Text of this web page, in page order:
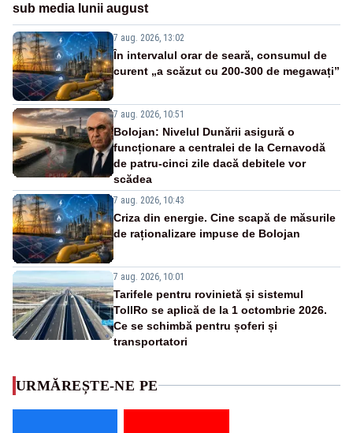
sub media lunii august
7 aug. 2026, 13:02
În intervalul orar de seară, consumul de
curent „a scăzut cu 200-300 de megawați”
7 aug. 2026, 10:51
Bolojan: Nivelul Dunării asigură o
funcționare a centralei de la Cernavodă
de patru-cinci zile dacă debitele vor
scădea
7 aug. 2026, 10:43
Criza din energie. Cine scapă de măsurile
de raționalizare impuse de Bolojan
7 aug. 2026, 10:01
Tarifele pentru rovinietă și sistemul
TollRo se aplică de la 1 octombrie 2026.
Ce se schimbă pentru șoferi și
transportatori
URMĂREȘTE-NE PE